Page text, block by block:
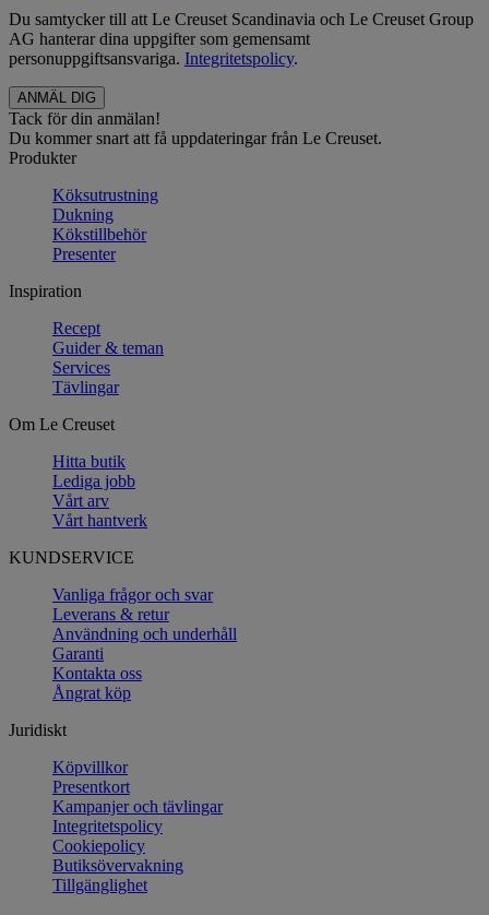
Du samtycker till att Le Creuset Scandinavia och Le Creuset Group
AG hanterar dina uppgifter som gemensamt
personuppgiftsansvariga. Integritetspolicy.
Tack för din anmälan!
Du kommer snart att få uppdateringar från Le Creuset.
Produkter
Köksutrustning
Dukning
Kökstillbehör
Presenter
Inspiration
Recept
Guider & teman
Services
Tävlingar
Om Le Creuset
Hitta butik
Lediga jobb
Vårt arv
Vårt hantverk
KUNDSERVICE
Vanliga frågor och svar
Leverans & retur
Användning och underhåll
Garanti
Kontakta oss
Ångrat köp
Juridiskt
Köpvillkor
Presentkort
Kampanjer och tävlingar
Integritetspolicy
Cookiepolicy
Butiksövervakning
Tillgänglighet